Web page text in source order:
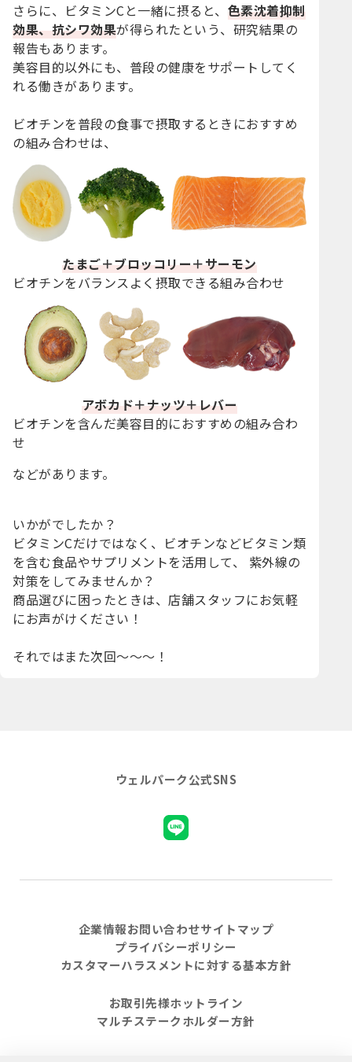
さらに、ビタミンCと一緒に摂ると、 色素沈着抑制
効果、抗シワ効果が得られたという、研究結果の
報告もあります。
美容目的以外にも、普段の健康をサポートしてく
れる働きがあります。
ビオチンを普段の食事で摂取するときにおすすめ
の組み合わせは、
たまご＋ブロッコリー＋サーモン
ビオチンをバランスよく摂取できる組み合わせ
アボカド＋ナッツ＋レバー
ビオチンを含んだ美容目的におすすめの組み合わ
せ
などがあります。
いかがでしたか？
ビタミンCだけではなく、ビオチンなどビタミン類
を含む食品やサプリメントを活用して、
紫外線の
対策をしてみませんか？
商品選びに困ったときは、店舗スタッフにお気軽
にお声がけください！
それではまた次回～～～！
ウェルパーク公式SNS
企業情報お問い合わせサイトマップ
プライバシーポリシー
カスタマーハラスメントに対する基本方針
お取引先様ホットライン
マルチステークホルダー方針